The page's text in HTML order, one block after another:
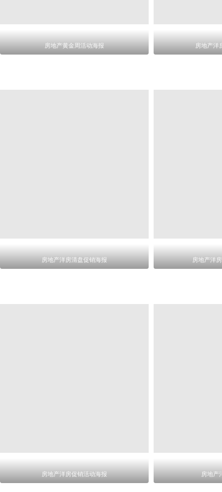
房地产黄金周活动海报 房地产洋
房地产洋房清盘促销海报 房地产洋
房地产洋房促销活动海报 房地产